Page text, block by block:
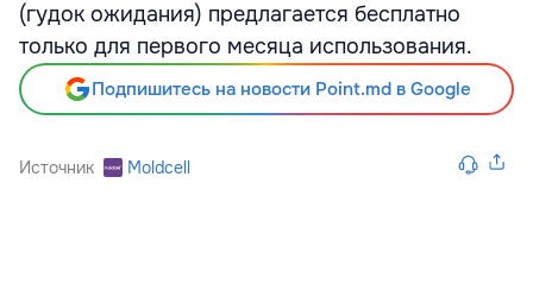
(гудок ожидания) предлагается бесплатно
только для первого месяца использования.
Подпишитесь на новости Point.md в Google
Источник Moldcell